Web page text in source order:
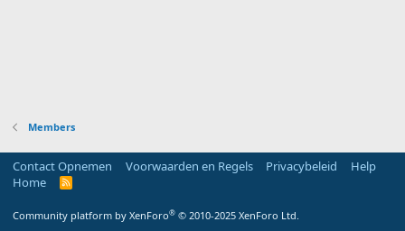
Members
Contact Opnemen Voorwaarden en Regels Privacybeleid
Help
Home
R
Community platform by XenForo® © 2010-2025 XenForo Ltd.